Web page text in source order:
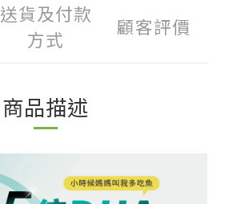
送貨及付款
方式
顧客評價
商品描述